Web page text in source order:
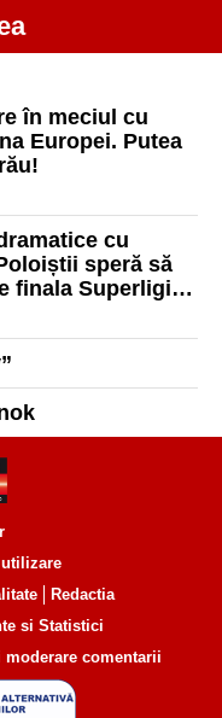
în meciul cu
Europei. Putea
cu
speră să
finala Superligii
Redactia
moderare comentarii